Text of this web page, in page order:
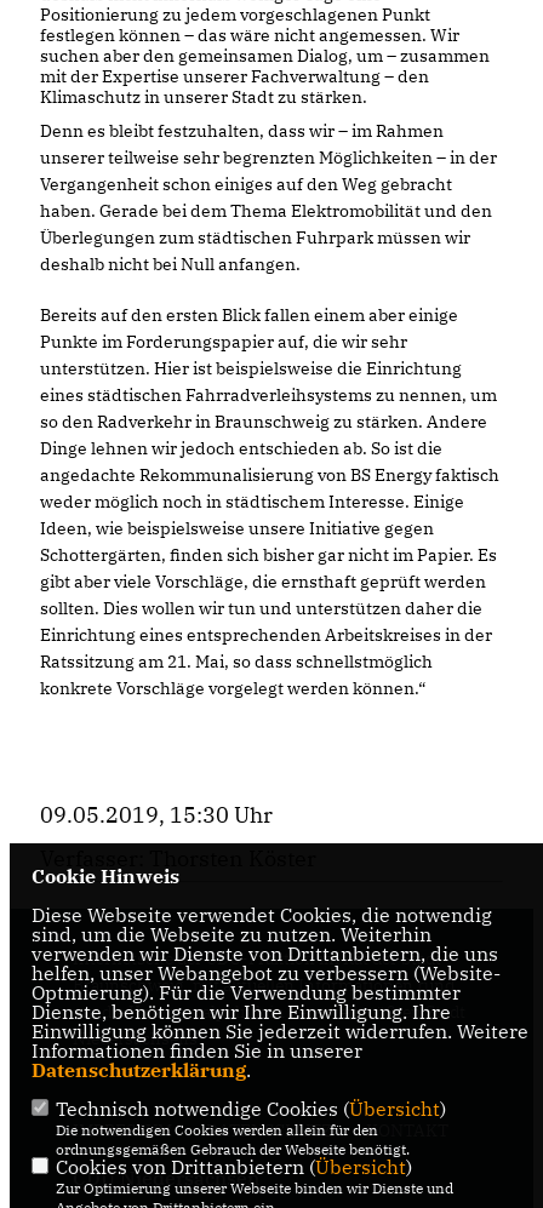
Positionierung zu jedem vorgeschlagenen Punkt
festlegen können – das wäre nicht angemessen. Wir
suchen aber den gemeinsamen Dialog, um – zusammen
mit der Expertise unserer Fachverwaltung – den
Klimaschutz in unserer Stadt zu stärken.
Denn es bleibt festzuhalten, dass wir – im Rahmen
unserer teilweise sehr begrenzten Möglichkeiten – in der
Vergangenheit schon einiges auf den Weg gebracht
haben. Gerade bei dem Thema Elektromobilität und den
Überlegungen zum städtischen Fuhrpark müssen wir
deshalb nicht bei Null anfangen.
Bereits auf den ersten Blick fallen einem aber einige
Punkte im Forderungspapier auf, die wir sehr
unterstützen. Hier ist beispielsweise die Einrichtung
eines städtischen Fahrradverleihsystems zu nennen, um
so den Radverkehr in Braunschweig zu stärken. Andere
Dinge lehnen wir jedoch entschieden ab. So ist die
angedachte Rekommunalisierung von BS Energy faktisch
weder möglich noch in städtischem Interesse. Einige
Ideen, wie beispielsweise unsere Initiative gegen
Schottergärten, finden sich bisher gar nicht im Papier. Es
gibt aber viele Vorschläge, die ernsthaft geprüft werden
sollten. Dies wollen wir tun und unterstützen daher die
Einrichtung eines entsprechenden Arbeitskreises in der
Ratssitzung am 21. Mai, so dass schnellstmöglich
konkrete Vorschläge vorgelegt werden können.“
09.05.2019, 15:30 Uhr
Internetseite der CDU-Fraktion im Rat der Stadt
Braunschweig, mit aktuellen Informationen rund
um die Kommunalpolitik in der zweitgrößten Stadt
Niedersachsens.
IMPRESSUM DATENSCHUTZ KONTAKT
CDU Niedersachsen
Cookie Hinweis
Diese Webseite verwendet Cookies, die notwendig
sind, um die Webseite zu nutzen. Weiterhin
verwenden wir Dienste von Drittanbietern, die uns
helfen, unser Webangebot zu verbessern (Website-
Optmierung). Für die Verwendung bestimmter
Dienste, benötigen wir Ihre Einwilligung. Ihre
Einwilligung können Sie jederzeit widerrufen. Weitere
Informationen finden Sie in unserer
Datenschutzerklärung.
Technisch notwendige Cookies (Übersicht)
Die notwendigen Cookies werden allein für den
ordnungsgemäßen Gebrauch der Webseite benötigt.
Cookies von Drittanbietern (Übersicht)
Zur Optimierung unserer Webseite binden wir Dienste und